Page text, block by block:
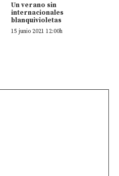
Un verano sin
internacionales
blanquivioletas
15 junio 2021 12:00h